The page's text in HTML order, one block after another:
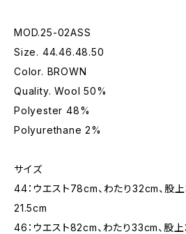
MOD.25-02ASS
Size. 44.46.48.50
Color. BROWN
Quality. Wool 50%
Polyester 48%
Polyurethane 2%
サイズ
44：ウエスト78cm、わたり32cm、股
21.5cm
46：ウエスト82cm、わたり33cm、股